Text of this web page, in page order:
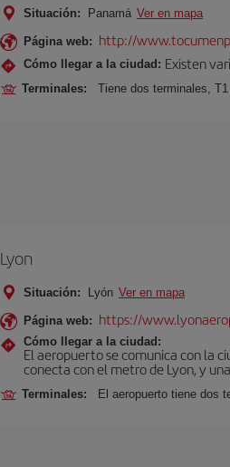
Situación: Panamá Ver en mapa
Página web: http://
Cómo llegar a la ciudad: Existen
Terminales: Tiene dos terminales,
Lyon
Situación: Lyón Ver en mapa
Página web: https://
Cómo llegar a la ciudad:
El aeropuerto se comunica con la
conecta con el metro de Lyon, y
Terminales: El aeropuerto tiene dos